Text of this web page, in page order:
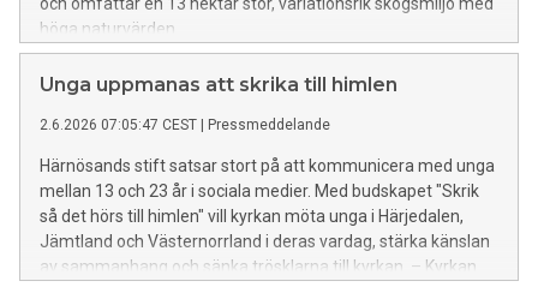
höga naturvärden.
Unga uppmanas att skrika till himlen
2.6.2026 07:05:47 CEST | Pressmeddelande
Härnösands stift satsar stort på att kommunicera med unga
mellan 13 och 23 år i sociala medier. Med budskapet "Skrik
så det hörs till himlen" vill kyrkan möta unga i Härjedalen,
Jämtland och Västernorrland i deras vardag, stärka känslan
av sammanhang och sänka trösklarna till kyrkan. – Kyrkan